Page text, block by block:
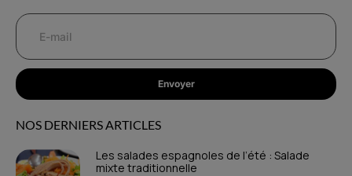
Envoyer
NOS DERNIERS ARTICLES
Les salades espagnoles de l’été : Salade
mixte traditionnelle